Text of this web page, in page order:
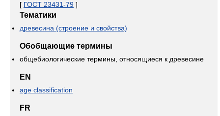
[ ГОСТ 23431-79 ]
Тематики
древесина (строение и свойства)
Обобщающие термины
общебиологические термины, относящиеся к древесине
EN
age classification
FR